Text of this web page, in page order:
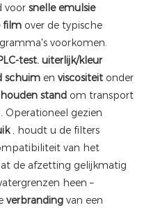
voor snelle emulsie
film over de typische
voorkomen.
test. uiterlijk/kleur
schuim en viscositeit onder
stand om transport
Operationeel gezien
, houdt u de filters
van het
de afzetting gelijkmatig
heen –
verbranding van een